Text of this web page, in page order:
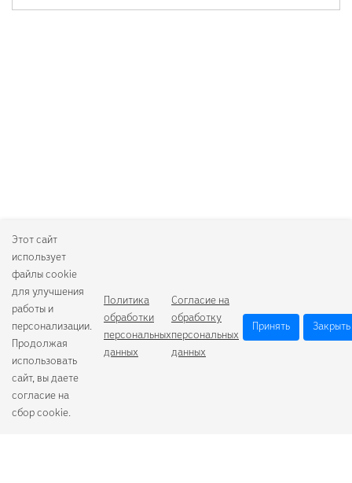
Этот сайт
использует
файлы cookie
для улучшения
работы и
персонализации.
Продолжая
использовать
сайт, вы даете
согласие на
сбор cookie.
Политика
обработки
персональных
данных
Согласие на
обработку
персональных
данных
Принять Закрыть